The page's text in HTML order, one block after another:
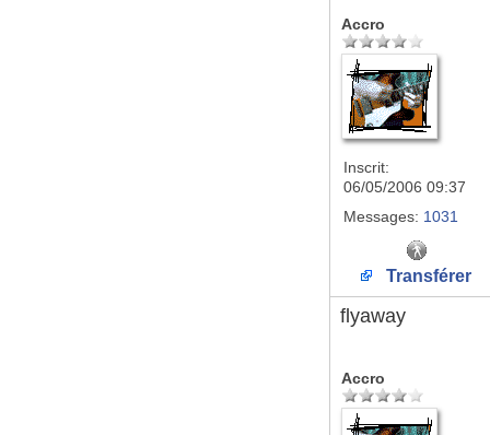
Accro
Inscrit:
06/05/2006 09:37
Messages: 1031
Transférer
flyaway
Accro